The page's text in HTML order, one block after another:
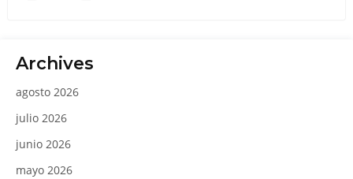
Archives
agosto 2026
julio 2026
junio 2026
mayo 2026